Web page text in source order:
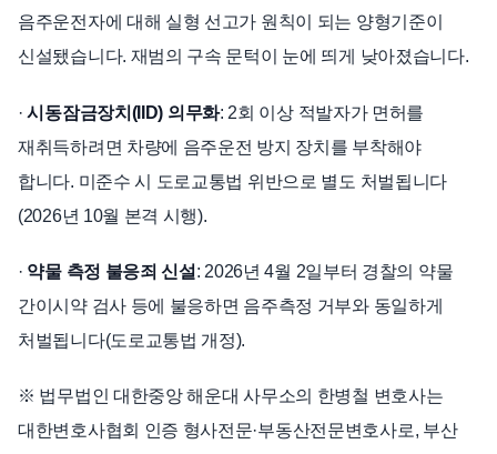
음주운전자에 대해 실형 선고가 원칙이 되는 양형기준이
신설됐습니다. 재범의 구속 문턱이 눈에 띄게 낮아졌습니다.
·시동잠금장치(IID) 의무화: 2회 이상 적발자가 면허를
재취득하려면 차량에 음주운전 방지 장치를 부착해야
합니다. 미준수 시 도로교통법 위반으로 별도 처벌됩니다
(2026년 10월 본격 시행).
· 약물 측정 불응죄 신설 : 2026년 4월 2일부터 경찰의 약물
간이시약 검사 등에 불응하면 음주측정 거부와 동일하게
처벌됩니다(도로교통법 개정).
※ 법무법인 대한중앙 해운대 사무소의 한병철 변호사는
대한변호사협회 인증 형사전문·부동산전문변호사로, 부산